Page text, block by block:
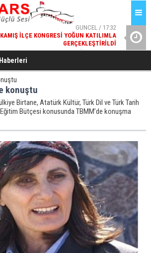
GÜNCEL / 17:08
SPORSEVERLERI BIR ARAYA GETIRDI
GSB
konuştu
Birtane, Atatürk Kültür, Türk Dil ve Türk Tarih
Bütçesi konusunda TBMM’de konuşma